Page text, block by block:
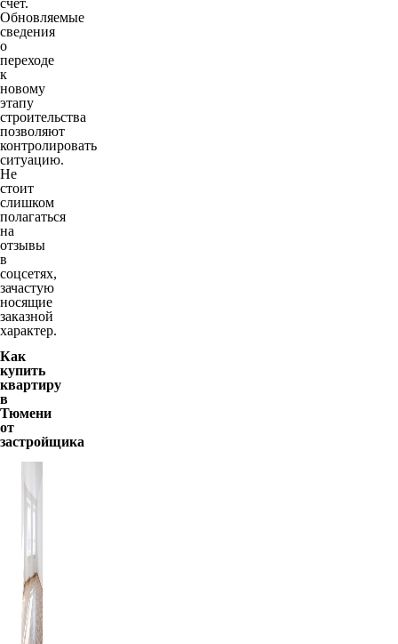
счет.
Обновляемые
сведения
о
переходе
к
новому
этапу
строительства
позволяют
контролировать
ситуацию.
Не
стоит
слишком
полагаться
на
отзывы
в
соцсетях,
зачастую
носящие
заказной
характер.
Как
купить
квартиру
в
Тюмени
от
застройщика